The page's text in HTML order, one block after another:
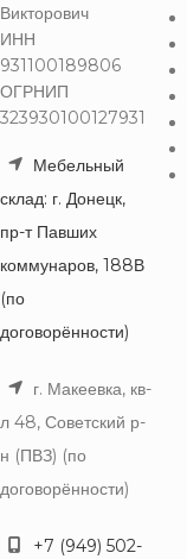
Викторович
ИНН
931100189806
ОГРНИП
323930100127931
Мебельный
склад: г. Донецк,
пр-т Павших
коммунаров, 188В
(по
договорённости)
г. Макеевка, кв-
л 48, Советский р-
н (ПВЗ) (по
договорённости)
+7 (949) 502-